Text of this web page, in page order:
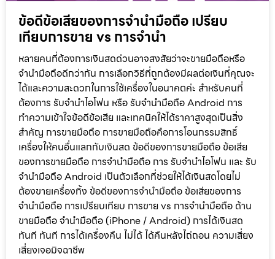
ข้อดีข้อเสียของการจำนำมือถือ เปรียบ
เทียบการขาย vs การจำนำ
หลายคนที่ต้องการเงินสดด่วนอาจสงสัยว่าจะขายมือถือหรือ
จำนำมือถือดีกว่ากัน การเลือกวิธีที่ถูกต้องมีผลต่อเงินที่คุณจะ
ได้และความสะดวกในการใช้เครื่องในอนาคตค่ะ สำหรับคนที่
ต้องการ รับจำนำไอโฟน หรือ รับจำนำมือถือ Android การ
ทำความเข้าใจข้อดีข้อเสีย และเทคนิคให้ได้ราคาสูงสุดเป็นสิ่ง
สำคัญ การขายมือถือ การขายมือถือคือการโอนกรรมสิทธิ์
เครื่องให้คนอื่นแลกกับเงินสด ข้อดีของการขายมือถือ ข้อเสีย
ของการขายมือถือ การจำนำมือถือ การ รับจำนำไอโฟน และ รับ
จำนำมือถือ Android เป็นตัวเลือกที่ช่วยให้ได้เงินสดโดยไม่
ต้องขายเครื่องทิ้ง ข้อดีของการจำนำมือถือ ข้อเสียของการ
จำนำมือถือ การเปรียบเทียบ การขาย vs การจำนำมือถือ ด้าน
ขายมือถือ จำนำมือถือ (iPhone / Android) การได้เงินสด
ทันที ทันที การได้เครื่องคืน ไม่ได้ ได้คืนหลังไถ่ถอน ความเสี่ยง
เสี่ยงเจอมิจฉาชีพ